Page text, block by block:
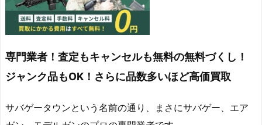
専門業者！査定もキャンセルも無料の無料づくし！
ジャンク品もOK！さらに品数多いほど高価買取
サバゲータウンという名前の通り、まさにサバゲー、エア